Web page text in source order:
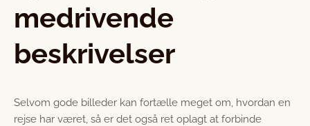
medrivende
beskrivelser
Selvom gode billeder kan fortælle meget om, hvordan en
rejse har været, så er det også ret oplagt at forbinde